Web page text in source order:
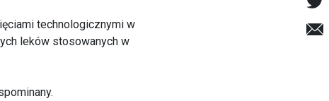
technologicznymi w
leków stosowanych w